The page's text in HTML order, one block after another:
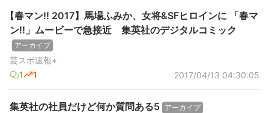
【春マン!! 2017】馬場ふみか、女将&SFヒロインに 「春マ
ン!!」ムービーで急接近 集英社のデジタルコミック
アーカイブ
芸スポ速報+
1
1 2017/04/13 04:30:05
集英社の社員だけど何か質問ある5 アーカイブ